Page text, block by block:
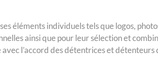
éléments individuels tels que logos,
ainsi que pour leur sélection et
l’accord des détentrices et détenteurs